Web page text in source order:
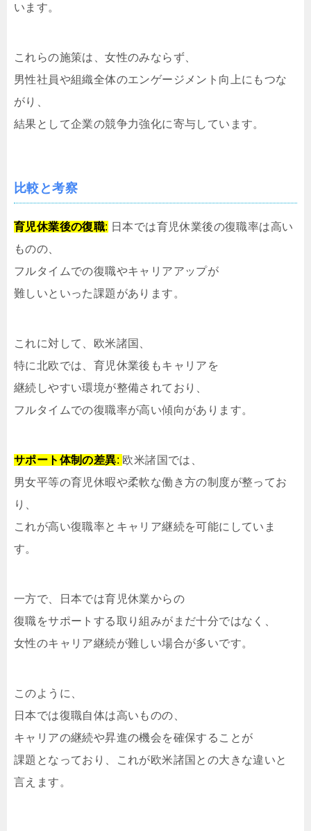
います。
これらの施策は、女性のみならず、
男性社員や組織全体のエンゲージメント向上にもつな
がり、
結果として企業の競争力強化に寄与しています。
比較と考察
育児休業後の復職: 日本では育児休業後の復職率は高い
ものの、
フルタイムでの復職やキャリアアップが
難しいといった課題があります。
これに対して、欧米諸国、
特に北欧では、育児休業後もキャリアを
継続しやすい環境が整備されており、
フルタイムでの復職率が高い傾向があります。
サポート体制の差異: 欧米諸国では、
男女平等の育児休暇や柔軟な働き方の制度が整ってお
り、
これが高い復職率とキャリア継続を可能にしていま
す。
一方で、日本では育児休業からの
復職をサポートする取り組みがまだ十分ではなく、
女性のキャリア継続が難しい場合が多いです。
このように、
日本では復職自体は高いものの、
キャリアの継続や昇進の機会を確保することが
課題となっており、これが欧米諸国との大きな違いと
言えます。